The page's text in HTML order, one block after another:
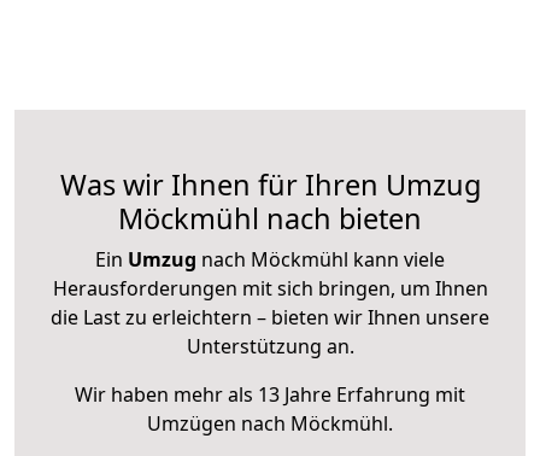
Was wir Ihnen für Ihren Umzug
Möckmühl nach bieten
Ein Umzug nach Möckmühl kann viele
Herausforderungen mit sich bringen, um Ihnen
die Last zu erleichtern – bieten wir Ihnen unsere
Unterstützung an.
Wir haben mehr als 13 Jahre Erfahrung mit
Umzügen nach Möckmühl.